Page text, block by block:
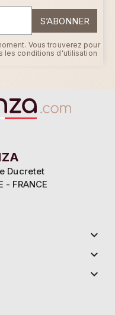
S’ABONNER
Vous trouverez pour
les conditions d'utilisation
Ducretet
- FRANCE


